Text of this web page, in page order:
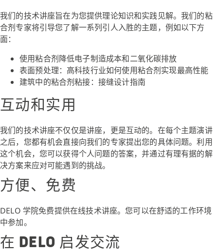
我们的技术讲座旨在为您提供理论知识和实践见解。我们的粘
合剂专家将引导您了解一系列引人入胜的主题，例如以下方
面：
使用粘合剂降低电子制造成本和二氧化碳排放
表面预处理：高科技行业如何使用粘合剂实现最高性能
建筑中的粘合剂粘接：接缝设计指南
互动和实用
我们的技术讲座不仅仅是讲座，更是互动的。在每个主题演讲
之后，您都有机会直接向我们的专家提出您的具体问题。利用
这个机会，您可以获得个人问题的答案，并通过有理有据的解
决方案来应对可能遇到的挑战。
方便、免费
DELO 学院免费提供在线技术讲座。您可以在舒适的工作环境
中参加。
在 DELO 启发交流